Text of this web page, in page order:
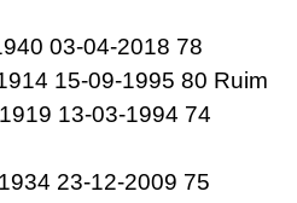
03-04-2018 78
15-09-1995 80 Ruim
13-03-1994 74
23-12-2009 75